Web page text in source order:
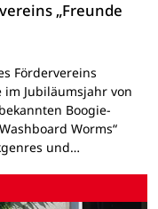
„Freunde
Fördervereins
im Jubiläumsjahr von
Boogie-
Worms“
und…